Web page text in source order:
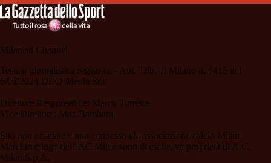
Milanisti Channel
Testata giornalistica registrata - Aut. Trib. di Milano n. 6415 del
6/06/2024 DDD Media Srls
Direttore Responsabile: Marco Torretta
Vice Direttore: Max Bambara.
Sito non ufficiale e non connesso all' associazione calcio Milan.
Marchio e logo dell' AC Milan sono di esclusiva proprietà di A.C.
Milan S.p.A.